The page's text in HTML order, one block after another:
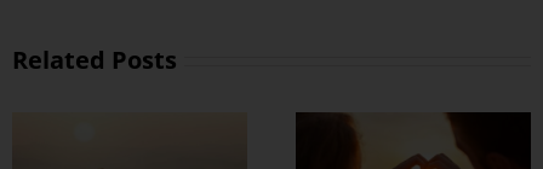
Related Posts